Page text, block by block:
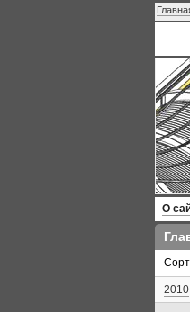
О
2010